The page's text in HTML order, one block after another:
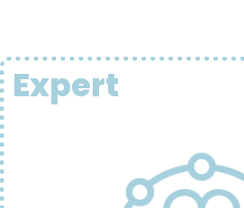
Expert